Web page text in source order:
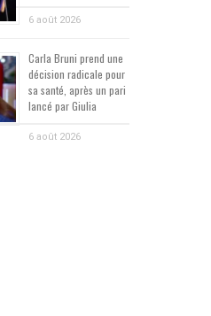
6 août 2026
Carla Bruni prend une
décision radicale pour
sa santé, après un pari
lancé par Giulia
6 août 2026